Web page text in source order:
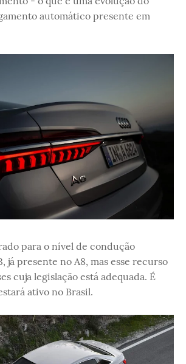
automático presente em
para o nível de condução
já presente no A8, mas esse recurso
cuja legislação está adequada. É
ativo no Brasil.